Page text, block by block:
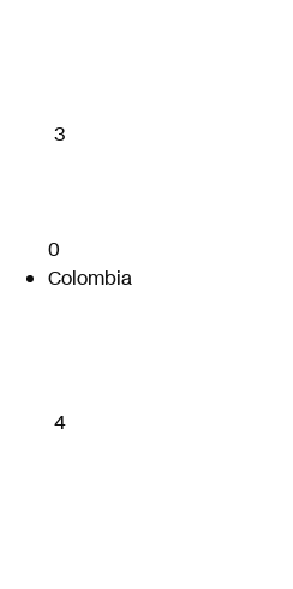
3
0
Colombia
4